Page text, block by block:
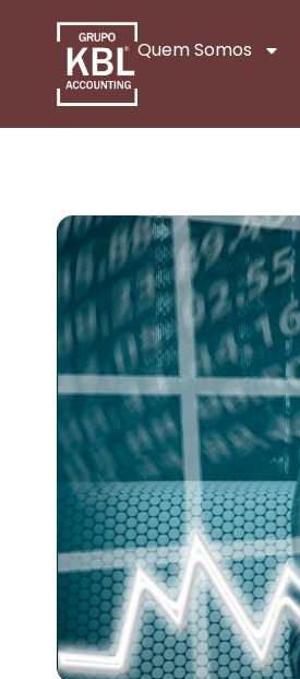
Quem Somos